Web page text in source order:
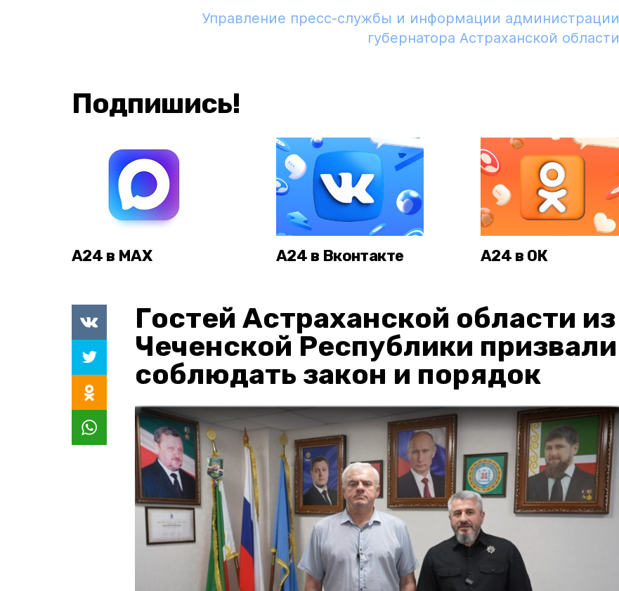
Управление пресс-службы и информации администрации
губернатора Астраханской области
Подпишись!
А24 в MAX А24 в Вконтакте А24 в ОК
Гостей Астраханской области из
Чеченской Республики призвали
соблюдать закон и порядок